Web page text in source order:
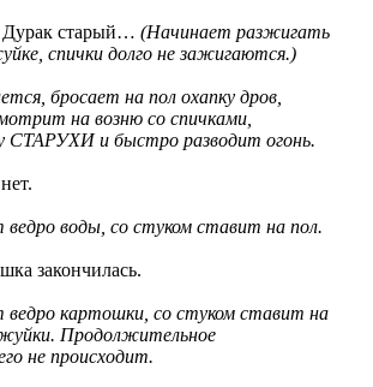
старый… (Начинает разжигать
спички долго не зажигаются.)
бросает на пол охапку дров,
на возню со спичками,
СТАРУХИ и быстро разводит огонь.
воды, со стуком ставит на пол.
закончилась.
картошки, со стуком ставит на
Продолжительное
не происходит.